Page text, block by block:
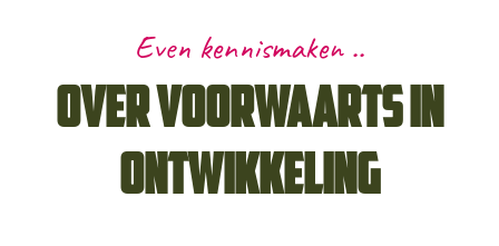
Even kennismaken ..
Over voorwaarts in
ontwikkeling